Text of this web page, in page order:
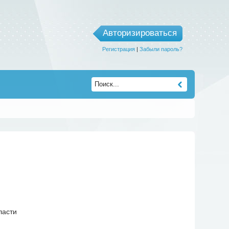
Авторизироваться
Регистрация| Забыли пароль?